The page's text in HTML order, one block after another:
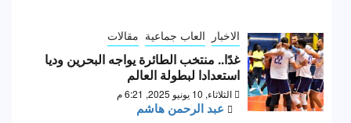
الاخبار العاب جماعية مقالات
غدًا.. منتخب الطائرة يواجه البحرين وديا
استعدادا لبطولة العالم
الثلاثاء, 10 يونيو 2025, 6:21 م
عبد الرحمن هاشم